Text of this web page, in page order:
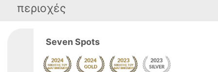
περιοχές
Seven Spots